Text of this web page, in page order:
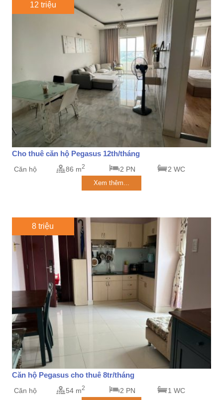
12 triệu
Cho thuê căn hộ Pegasus 12th/tháng
Căn hộ 86 m2 2 PN 2 WC
Xem thêm...
8 triệu
Căn hộ Pegasus cho thuê 8tr/tháng
Căn hộ 54 m2 2 PN 1 WC